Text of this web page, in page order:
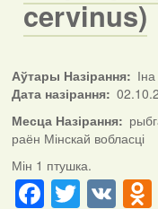
cervinus)
Аўтары Назірання
Дата назірання
Месца Назірання
раён Мінскай вобласці
Мін 1 птушка.
VK